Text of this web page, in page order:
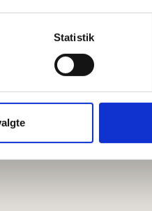
være nøjagtig inden for få
vise dig funktioner til sociale
med vores partnere
Statistik